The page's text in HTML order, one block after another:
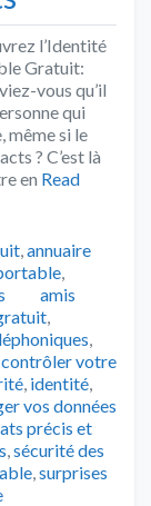
l’Identité
Gratuit:
vous qu’il
qui
même si le
? C’est là
en Read
,annuaire
,
Tags
amis
,
,
contrôler votre
, identité,
vos données
précis et
,sécurité des
,surprises